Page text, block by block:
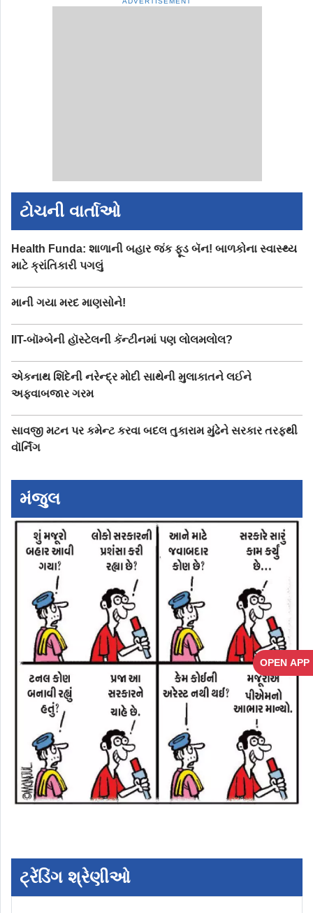
OPEN APP
ટોચની વાર્તાઓ
Health Funda: શાળાની બહાર જંક ફૂડ બૅન! બાળકોના સ્વાસ્થ્ય
માટે ક્રાંતિકારી પગલું
માની ગયા મરદ માણસોને!
IIT-બૉમ્બેની હૉસ્ટેલની કૅન્ટીનમાં પણ લોલમલોલ?
એકનાથ શિંદેની નરેન્દ્ર મોદી સાથેની મુલાકાતને લઈને
અફવાબજાર ગરમ
સાવજી મટન પર કમેન્ટ કરવા બદલ તુકારામ મુંઢેને સરકાર તરફથી
વૉર્નિંગ
મંજુલ
ટ્રેંડિંગ શ્રેણીઓ